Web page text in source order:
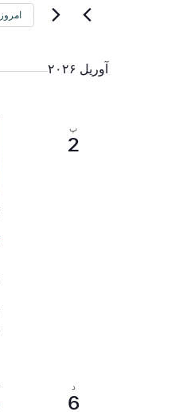
رویدادهاامروز
آوریل ۲۰۲۶
پ
2
د
6